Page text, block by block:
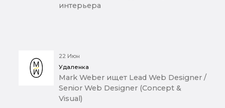
интерьера
22 Июн
Удаленка
Mark Weber ищет Lead Web Designer /
Senior Web Designer (Concept &
Visual)